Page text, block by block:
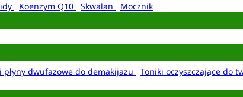
Koenzym Q10 Skwalan
Mocznik
płyny dwufazowe do demakijażu Toniki oczyszczające do